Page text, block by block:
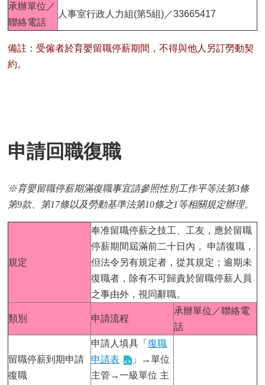
承辦單位／
聯絡電話
人事室行政人力組(第5組)／33665417
備註：受僱者於育嬰留職停薪期間，不得與他人另訂勞動契
約。
申請回職復職
※育嬰留職停薪期滿復職事宜請參照性別工作平等法第3條
第9款、第17條以及勞動基準法第10條之1等相關規定辦理。
規定
奉准留職停薪之技工、工友，應於留職
停薪期間屆滿前二十日內， 申請復職，
但法令另有規定者，從其規定；逾期未
復職者，除有不可歸責於留職停薪人員
之事由外，視同辭職。
類別 申請流程
承辦單位／聯絡電
話
留職停薪到期申請
復職
申請人填具「 復職
申請表
」→單位
主管→一級單位 主